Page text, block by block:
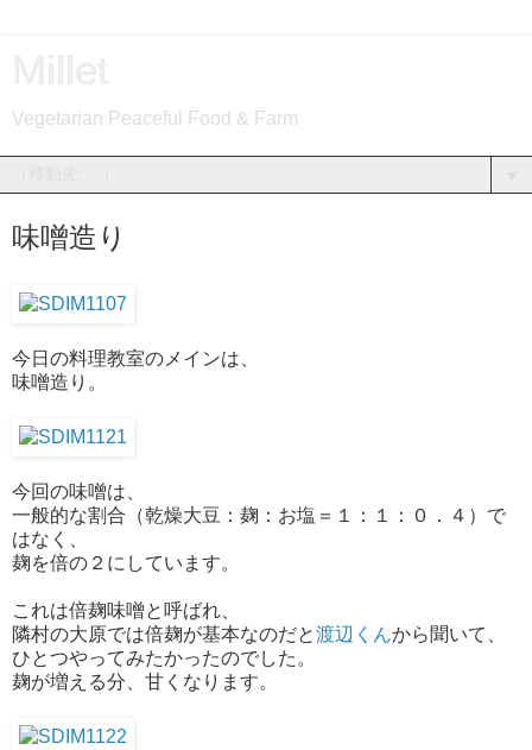
Vegetarian Peaceful Food & Farm
味噌造り
今日の料理教室のメインは、
味噌造り。
今回の味噌は、
一般的な割合（乾燥大豆：麹：お塩＝１：１：０．４）で
はなく、
麹を倍の２にしています。
これは倍麹味噌と呼ばれ、
隣村の大原では倍麹が基本なのだと渡辺くんから聞いて、
ひとつやってみたかったのでした。
麹が増える分、甘くなります。